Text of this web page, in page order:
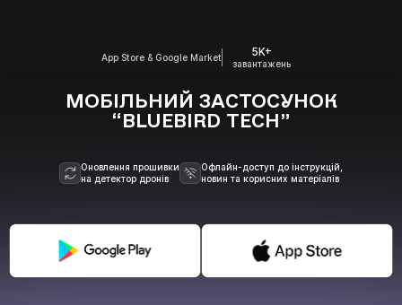
App Store & Google Market 5K+
завантажень
МОБІЛЬНИЙ ЗАСТОСУНОК
“BLUEBIRD TECH”
Оновлення прошивки
на детектор дронів
Офлайн-доступ до інструкцій,
новин та корисних матеріалів
FPV дрон на оптоволокні Жах 13”